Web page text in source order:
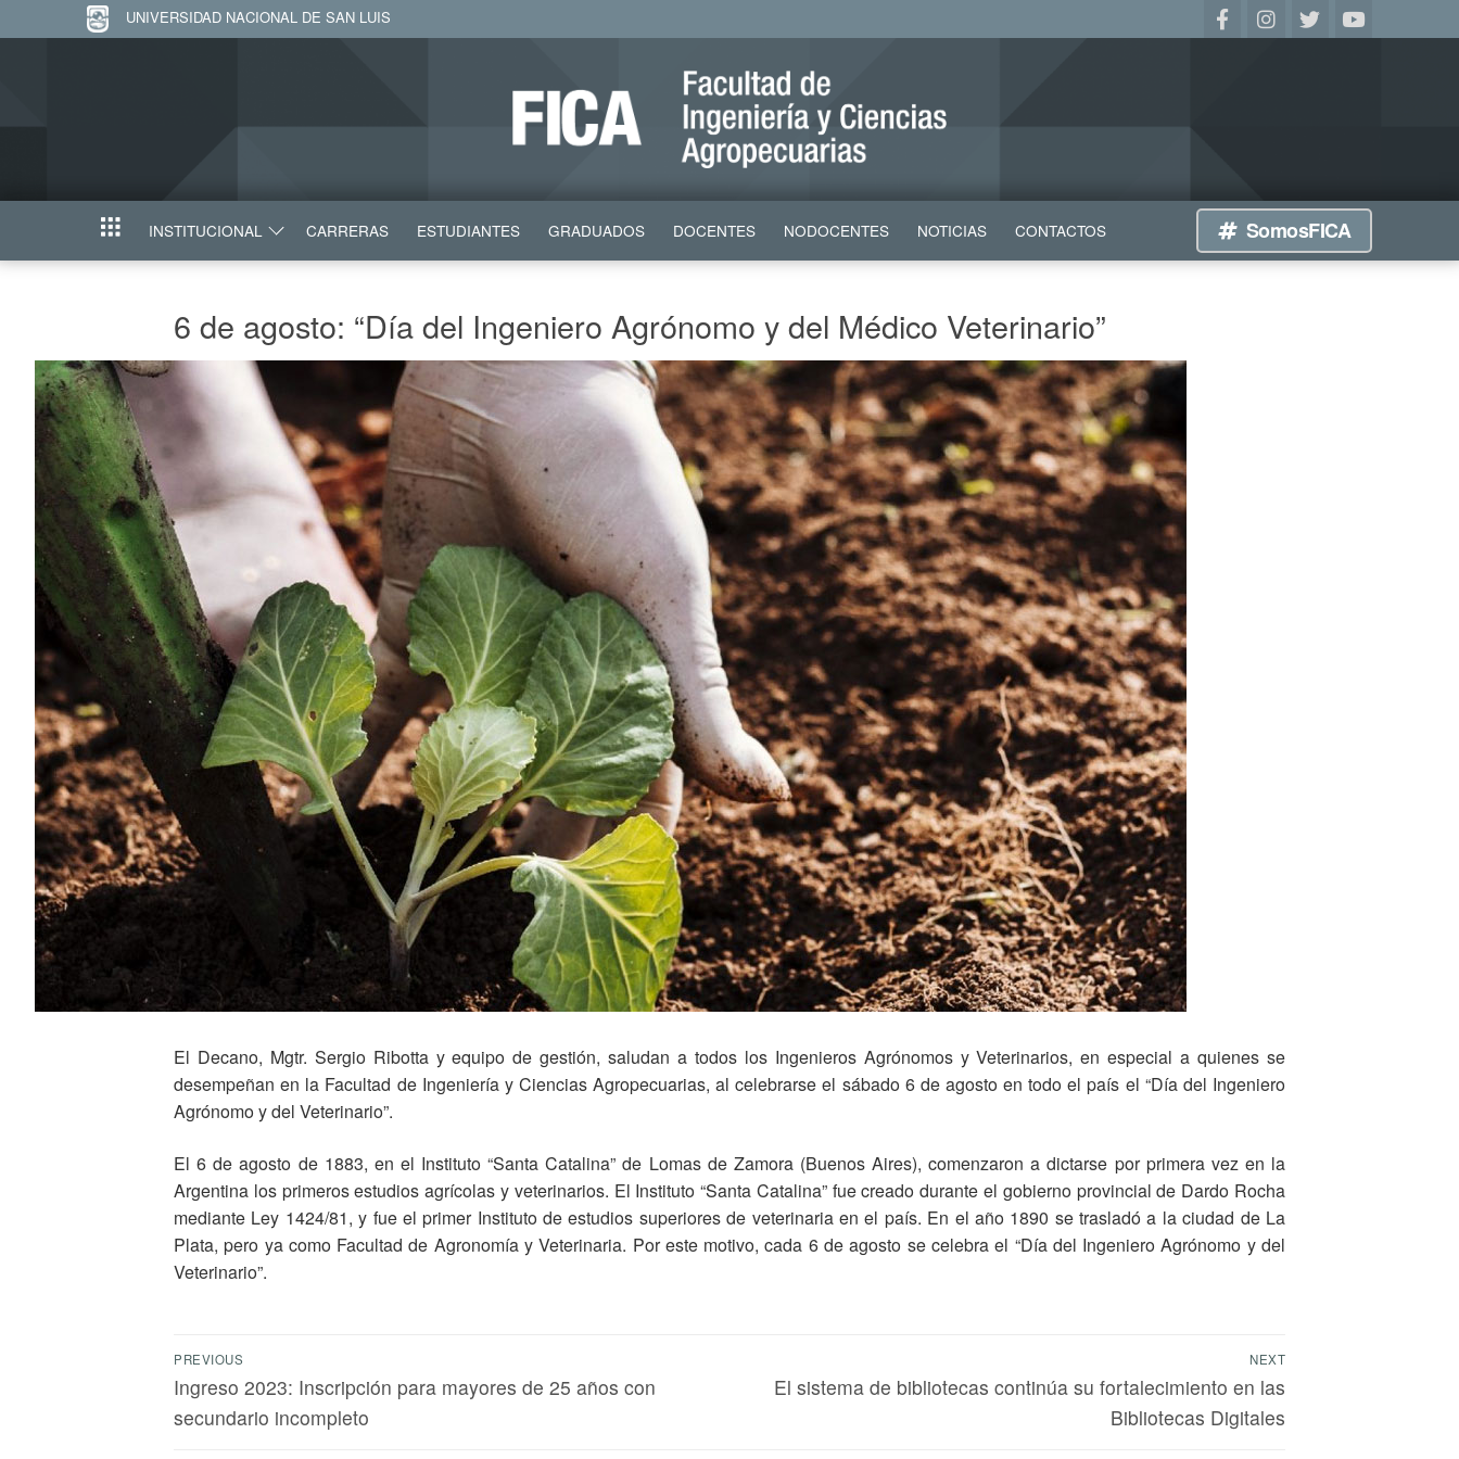
UNIVERSIDAD NACIONAL DE SAN LUIS
INICIO INSTITUCIONAL CARRERAS ESTUDIANTES GRADUADOS DOCENTES NODOCENTES NOTICIAS CONTACTOS SomosFICA
6 de agosto: “Día del Ingeniero Agrónomo y del Médico Veterinario”
El Decano, Mgtr. Sergio Ribotta y equipo de gestión, saludan a todos los Ingenieros Agrónomos y Veterinarios, en especial a quienes se
desempeñan en la Facultad de Ingeniería y Ciencias Agropecuarias, al celebrarse el sábado 6 de agosto en todo el país el “Día del Ingeniero
Agrónomo y del Veterinario”.
El 6 de agosto de 1883, en el Instituto “Santa Catalina” de Lomas de Zamora (Buenos Aires), comenzaron a dictarse por primera vez en la
Argentina los primeros estudios agrícolas y veterinarios. El Instituto “Santa Catalina” fue creado durante el gobierno provincial de Dardo Rocha
mediante Ley 1424/81, y fue el primer Instituto de estudios superiores de veterinaria en el país. En el año 1890 se trasladó a la ciudad de La
Plata, pero ya como Facultad de Agronomía y Veterinaria. Por este motivo, cada 6 de agosto se celebra el “Día del Ingeniero Agrónomo y del
Veterinario”.
PREVIOUS
Ingreso 2023: Inscripción para mayores de 25 años con
secundario incompleto
NEXT
El sistema de bibliotecas continúa su fortalecimiento en las
Bibliotecas Digitales